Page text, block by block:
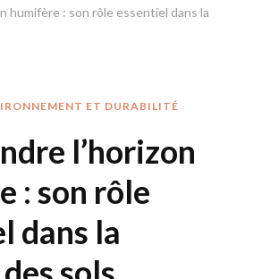
humifère : son rôle essentiel dans la
ET DURABILITÉ
l’horizon
: son rôle
dans la